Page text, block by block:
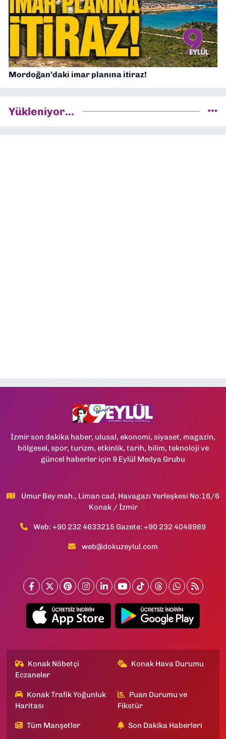
Mordoğan’daki imar planına itiraz!
Yükleniyor...
İzmir son dakika haber, ulusal, ekonomi, siyaset, magazin,
bölgesel, spor, turizm, etkinlik, tarih, bilim, teknoloji ve
güncel haberler için 9 Eylül Medya Grubu
Umur Bey mah., Liman cad, Havagazı Yerleşkesi No:16/6
Konak / İzmir
Web: +90 232 4633215 Gazete: +90 232 4048989
web@dokuzeylul.com
Konak Nöbetçi
Eczaneler
Konak Hava Durumu
Konak Trafik Yoğunluk
Haritası
Puan Durumu ve
Fikstür
Tüm Manşetler Son Dakika Haberleri